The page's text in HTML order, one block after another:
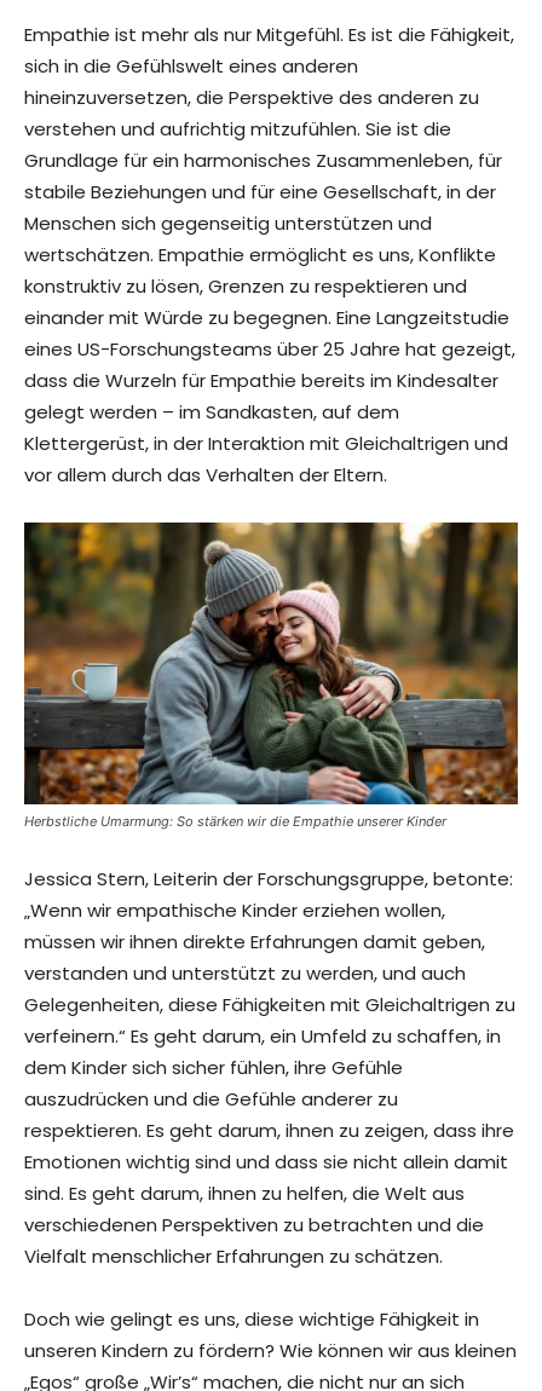
Empathie ist mehr als nur Mitgefühl. Es ist die Fähigkeit,
sich in die Gefühlswelt eines anderen
hineinzuversetzen, die Perspektive des anderen zu
verstehen und aufrichtig mitzufühlen. Sie ist die
Grundlage für ein harmonisches Zusammenleben, für
stabile Beziehungen und für eine Gesellschaft, in der
Menschen sich gegenseitig unterstützen und
wertschätzen. Empathie ermöglicht es uns, Konflikte
konstruktiv zu lösen, Grenzen zu respektieren und
einander mit Würde zu begegnen. Eine Langzeitstudie
eines US-Forschungsteams über 25 Jahre hat gezeigt,
dass die Wurzeln für Empathie bereits im Kindesalter
gelegt werden – im Sandkasten, auf dem
Klettergerüst, in der Interaktion mit Gleichaltrigen und
vor allem durch das Verhalten der Eltern.
Herbstliche Umarmung: So stärken wir die Empathie unserer Kinder
Jessica Stern, Leiterin der Forschungsgruppe, betonte:
„Wenn wir empathische Kinder erziehen wollen,
müssen wir ihnen direkte Erfahrungen damit geben,
verstanden und unterstützt zu werden, und auch
Gelegenheiten, diese Fähigkeiten mit Gleichaltrigen zu
verfeinern.“ Es geht darum, ein Umfeld zu schaffen, in
dem Kinder sich sicher fühlen, ihre Gefühle
auszudrücken und die Gefühle anderer zu
respektieren. Es geht darum, ihnen zu zeigen, dass ihre
Emotionen wichtig sind und dass sie nicht allein damit
sind. Es geht darum, ihnen zu helfen, die Welt aus
verschiedenen Perspektiven zu betrachten und die
Vielfalt menschlicher Erfahrungen zu schätzen.
Doch wie gelingt es uns, diese wichtige Fähigkeit in
unseren Kindern zu fördern? Wie können wir aus kleinen
„Egos“ große „Wir’s“ machen, die nicht nur an sich